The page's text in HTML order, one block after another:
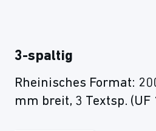
3-spaltig
Rheinisches Format:
mm breit, 3 Textsp. (UF